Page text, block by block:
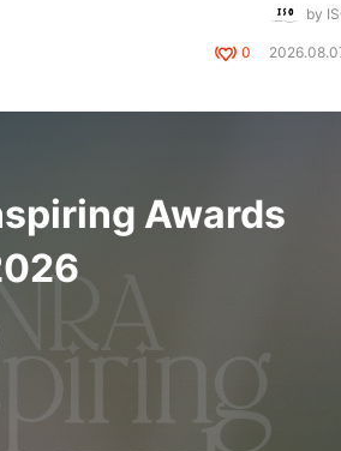
0
by
Awards